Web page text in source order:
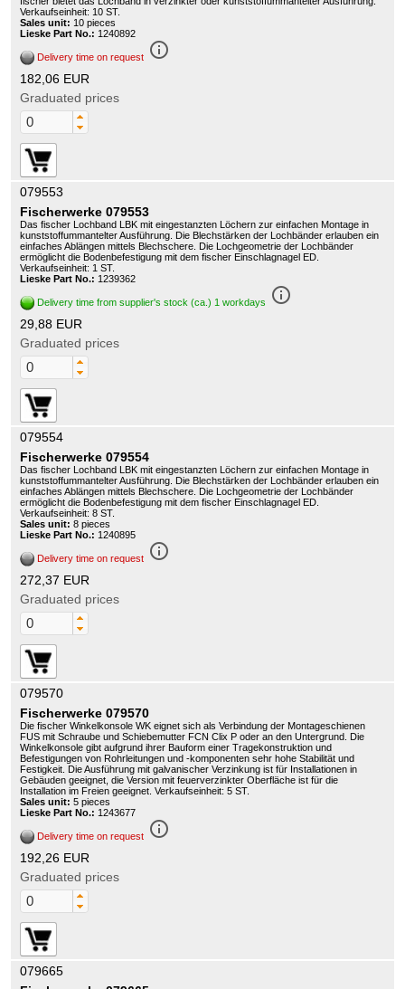
Verkaufseinheit: 10 ST.
Sales unit: 10 pieces
Lieske Part No.: 1240892
Delivery time on request info_outline
182,06 EUR
Graduated prices
079553
Fischerwerke 079553
Das fischer Lochband LBK mit eingestanzten Löchern zur einfachen Montage in
kunststoffummantelter Ausführung. Die Blechstärken der Lochbänder erlauben ein
einfaches Ablängen mittels Blechschere. Die Lochgeometrie der Lochbänder
ermöglicht die Bodenbefestigung mit dem fischer Einschlagnagel ED.
Verkaufseinheit: 1 ST.
Lieske Part No.: 1239362
Delivery time from supplier's stock (ca.) 1 workdays info_outline
29,88 EUR
Graduated prices
079554
Fischerwerke 079554
Das fischer Lochband LBK mit eingestanzten Löchern zur einfachen Montage in
kunststoffummantelter Ausführung. Die Blechstärken der Lochbänder erlauben ein
einfaches Ablängen mittels Blechschere. Die Lochgeometrie der Lochbänder
ermöglicht die Bodenbefestigung mit dem fischer Einschlagnagel ED.
Verkaufseinheit: 8 ST.
Sales unit: 8 pieces
Lieske Part No.: 1240895
Delivery time on request info_outline
272,37 EUR
Graduated prices
079570
Fischerwerke 079570
Die fischer Winkelkonsole WK eignet sich als Verbindung der Montageschienen
FUS mit Schraube und Schiebemutter FCN Clix P oder an den Untergrund. Die
Winkelkonsole gibt aufgrund ihrer Bauform einer Tragekonstruktion und
Befestigungen von Rohrleitungen und -komponenten sehr hohe Stabilität und
Festigkeit. Die Ausführung mit galvanischer Verzinkung ist für Installationen in
Gebäuden geeignet, die Version mit feuerverzinkter Oberfläche ist für die
Installation im Freien geeignet. Verkaufseinheit: 5 ST.
Sales unit: 5 pieces
Lieske Part No.: 1243677
Delivery time on request info_outline
192,26 EUR
Graduated prices
079665